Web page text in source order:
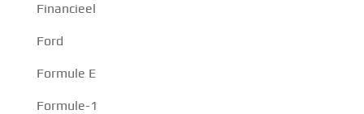
Financieel
Ford
Formule E
Formule-1